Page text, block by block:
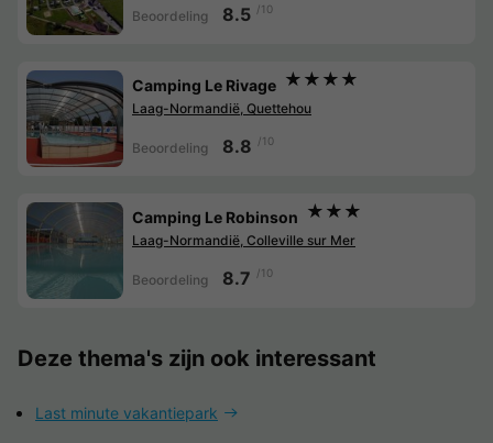
Beoordeling 8.5 /10
Camping Le Rivage ★★★★
Laag-Normandië, Quettehou
Beoordeling 8.8 /10
Camping Le Robinson ★★★
Laag-Normandië, Colleville sur Mer
Beoordeling 8.7 /10
Deze thema's zijn ook interessant
Last minute vakantiepark